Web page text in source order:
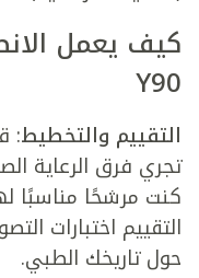
كيف يعمل
Y90
التقييم والتخطيط:
تجري فرق الرعاية
كنت مرشحًا مناسبًا
التقييم اختبارات
حول تاريخك الطبي.